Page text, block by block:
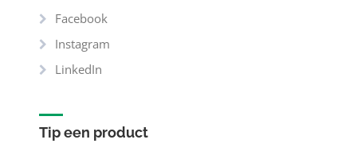
Facebook
Instagram
LinkedIn
Tip een product